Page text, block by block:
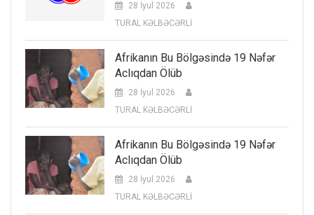
28 İyul 2026
TURAL KƏLBƏCƏRLİ
Afrikanın Bu Bölgəsində 19 Nəfər
Aclıqdan Ölüb
28 İyul 2026
TURAL KƏLBƏCƏRLİ
Afrikanın Bu Bölgəsində 19 Nəfər
Aclıqdan Ölüb
28 İyul 2026
TURAL KƏLBƏCƏRLİ